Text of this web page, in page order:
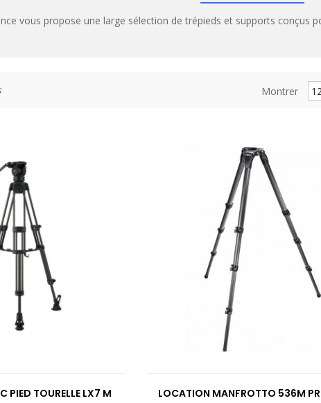
vous propose une large sélection de trépieds et supports conçus
Montrer
PIED TOURELLE LX7 M LOCATION MANFROTTO 536M
LE PRODUIT VOIR LE PRODUIT